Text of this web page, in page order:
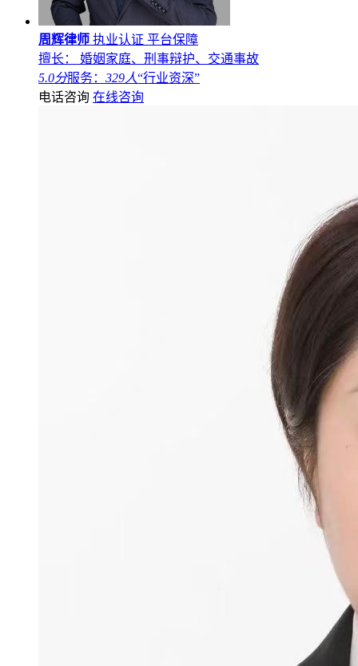
周辉律师 执业认证 平台保障
擅长： 婚姻家庭、刑事辩护、交通事故
5.0分服务： 329人“行业资深”
电话咨询 在线咨询